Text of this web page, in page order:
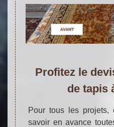
Profitez le
de tapis
Pour tous les projets,
savoir en avance